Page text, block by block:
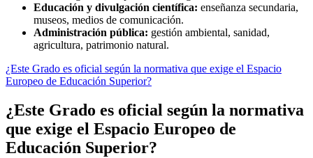
Educación y divulgación científica: enseñanza secundaria,
museos, medios de comunicación.
Administración pública: gestión ambiental, sanidad,
agricultura, patrimonio natural.
¿Este Grado es oficial según la normativa que exige el Espacio
Europeo de Educación Superior?
¿Este Grado es oficial según la normativa
que exige el Espacio Europeo de
Educación Superior?